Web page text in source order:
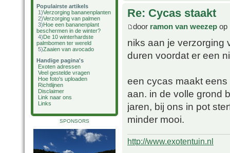
Populairste artikels
1)Verzorging bananenplanten
2)Verzorging van palmen
3)Hoe een bananenplant
beschermen in de winter?
4)De 10 winterhardste
palmbomen ter wereld
5)Zaaien van avocado
Handige pagina's
Exoten adressen
Veel gestelde vragen
Hoe foto's uploaden
Richtlijnen
Disclaimer
Link naar ons
Links
SPONSORS
Re: Cycas staakt
door ramon van weezep op
niks aan je verzorging
duren voordat er een
een cycas maakt
aan. in de volle grond
jaren, bij ons in pot
minder mooi.
http://www.exotentuin.nl